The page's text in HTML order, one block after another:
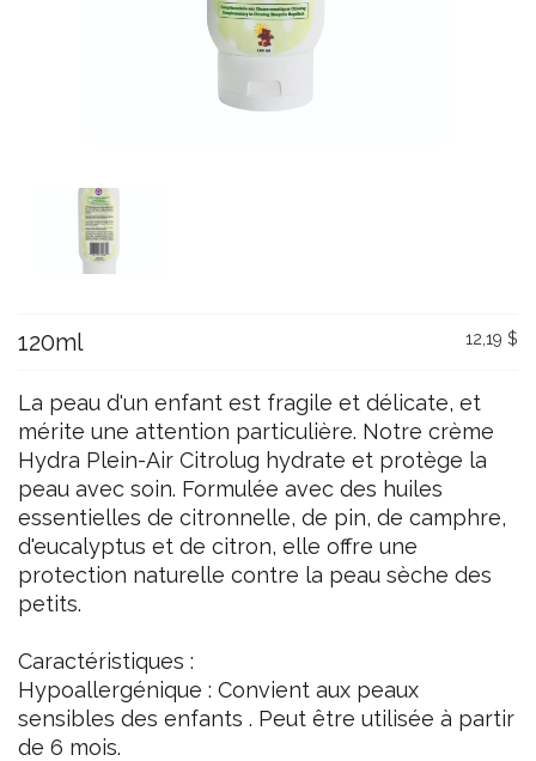
120ml 12,19 $
La peau d'un enfant est fragile et délicate, et
mérite une attention particulière. Notre crème
Hydra Plein-Air Citrolug hydrate et protège la
peau avec soin. Formulée avec des huiles
essentielles de citronnelle, de pin, de camphre,
d'eucalyptus et de citron, elle offre une
protection naturelle contre la peau sèche des
petits.
Caractéristiques :
Hypoallergénique : Convient aux peaux
sensibles des enfants . Peut être utilisée à partir
de 6 mois.